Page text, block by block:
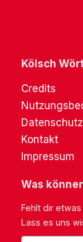
Kölsch
Credits
Kontakt
Impressum
Was
Fehlt dir
Lass es uns